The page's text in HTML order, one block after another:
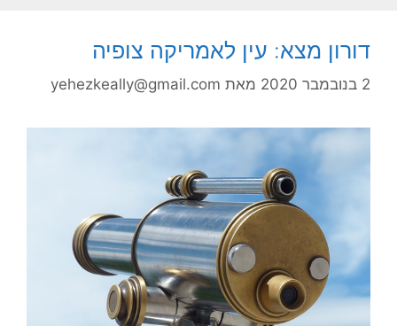
דורון מצא: עין לאמריקה צופיה
2 בנובמבר 2020 מאת yehezkeally@gmail.com